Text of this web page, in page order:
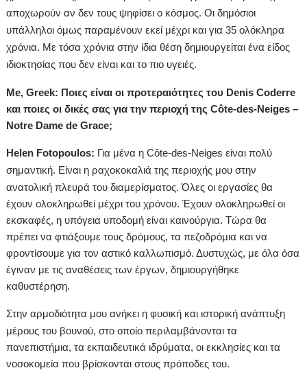
αποχωρούν αν δεν τους ψηφίσει ο κόσμος. Οι δημόσιοι
υπάλληλοι όμως παραμένουν εκεί μέχρι και για 35 ολόκληρα
χρόνια. Με τόσα χρόνια στην ίδια θέση δημιουργείται ένα είδος
ιδιοκτησίας που δεν είναι και το πιο υγειές.
Me, Greek: Ποιες είναι οι προτεραιότητες του Denis Coderre
και ποιες οι δικές σας για την περιοχή της Côte-des-Neiges –
Notre Dame de Grace;
Helen Fotopoulos: Για μένα η Côte-des-Neiges είναι πολύ
σημαντική. Είναι η ραχοκοκαλιά τηςπεριοχής μου στην
ανατολική πλευρά του διαμερίσματος. Όλες οι εργασίες θα
έχουν ολοκληρωθεί μέχρι του χρόνου. Έχουν ολοκληρωθεί οι
εκσκαφές, η υπόγεια υποδομή είναι καινούργια. Τώρα θα
πρέπει να φτιάξουμε τους δρόμους, τα πεζοδρόμια και να
φροντίσουμε για τον αστικό καλλωπισμό. Δυστυχώς, με όλα όσα
έγιναν με τις αναθέσεις των έργων, δημιουργήθηκε
καθυστέρηση.
Στην αρμοδιότητα μου ανήκει η φυσική και ιστορική ανάπτυξη
μέρους του βουνού, στο οποίο περιλαμβάνονται τα
πανεπιστήμια, τα εκπαιδευτικά ιδρύματα, οι εκκλησίες και τα
νοσοκομεία που βρίσκονται στους πρόποδες του.